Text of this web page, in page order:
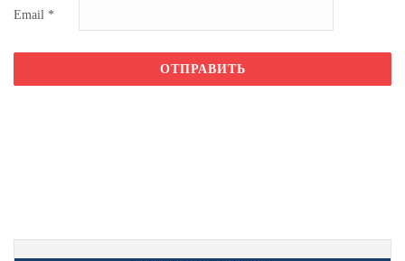
Email *